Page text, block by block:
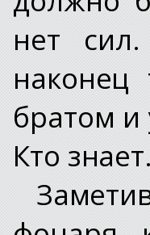
нет
наконец
братом и
Кто